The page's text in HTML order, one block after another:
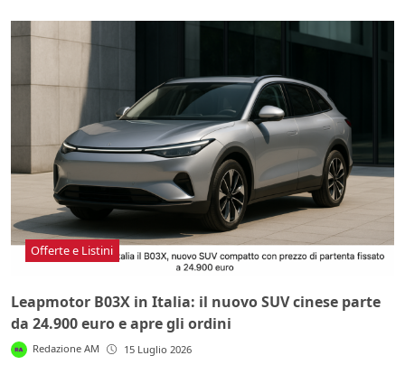
Offerte e Listini
Leapmotor B03X in Italia: il nuovo SUV cinese parte
da 24.900 euro e apre gli ordini
Redazione AM 15 Luglio 2026